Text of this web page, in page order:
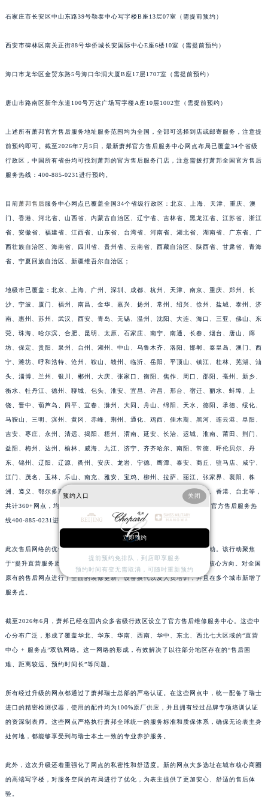
福建省南平市建阳区人民西路萧邦售后服务中心（需提前预约）
江苏省淮安市清江浦区淮海北路萧邦售后服务中心（需提前预约）
江苏省连云港市海州区通灌北路萧邦售后服务中心（需提前预约）
江苏省盐城市盐都区世纪大道5号盐城金融城写字楼1号楼16层1604室萧邦售后服务中心（需提前预约）
江西省抚州市临川区赣东大道萧邦售后服务中心（需提前预约）
江西省景德镇市珠山区珠山中路萧邦售后服务中心（需提前预约）
江西省九江市浔阳区浔阳路萧邦售后服务中心（需提前预约）
江西省南昌市红谷滩新区红谷中大道998号绿地双子塔（中央广场）A1座办公楼14层1407室萧邦售后服务中心（需提前预约）
江西省萍乡市安源区萍安北大道与康庄路交叉口萧邦售后服务中心（需提前预约）
江西省宜春市袁州区中山中路萧邦售后服务中心（需提前预约）
江西省鹰潭市月湖区胜利东路萧邦售后服务中心（需提前预约）
山东省德州市德城区东风中路萧邦售后服务中心（需提前预约）
山东省东营市东营区济南路萧邦售后服务中心（需提前预约）
山东省济宁市任城区太白楼路萧邦售后服务中心（需提前预约）
山东省莱芜市文化南路8号银座商城名表维修一楼名表维修萧邦售后服务中心（需提前预约）
山东省临沂市兰山区解放路萧邦售后服务中心（需提前预约）
山东省日照市东港区烟台路萧邦售后服务中心（需提前预约）
山东省枣庄市滕州市北辛路与善国路交叉口萧邦售后服务中心（需提前预约）
山东省淄博市张店区金晶大道萧邦售后服务中心（需提前预约）
上海市徐汇区虹桥路3号港汇中心2座37层3705室萧邦售后服务中心（需提前预约）
浙江省金华市金东区东市南街777号金华万达广场4号楼22楼2209室萧邦售后服务中心（需提前预约）
浙江省丽水市莲都区解放街萧邦售后服务中心（需提前预约）
石家庄市长安区中山东路39号勒泰中心写字楼B座13层07室（需提前预约）
西安市碑林区南关正街88号华侨城长安国际中心E座6楼10室（需提前预约）
海口市龙华区金贸东路5号海口华润大厦B座17层1707室（需提前预约）
唐山市路南区新华东道100号万达广场写字楼A座10层1002室（需提前预约）
上述所有萧邦官方售后服务地址服务范围均为全国，全部可选择到店或邮寄服务，注意提
前预约即可。截至2026年7月5日，最新萧邦官方售后服务中心网点布局已覆盖34个省级
行政区，中国所有省份均可找到萧邦的官方售后服务门店，注意需拨打萧邦全国官方售后
服务热线：400-885-0231进行预约。
目前萧邦售后服务中心网点已覆盖全国34个省级行政区：北京、上海、天津、重庆、澳
门、香港、河北省、山西省、内蒙古自治区、辽宁省、吉林省、黑龙江省、江苏省、浙江
省、安徽省、福建省、江西省、山东省、台湾省、河南省、湖北省、湖南省、广东省、广
西壮族自治区、海南省、四川省、贵州省、云南省、西藏自治区、陕西省、甘肃省、青海
省、宁夏回族自治区、新疆维吾尔自治区；
地级市已覆盖：北京、上海、广州、深圳、成都、杭州、天津、南京、重庆、郑州、长
沙、宁波、厦门、福州、南昌、金华、嘉兴、扬州、常州、绍兴、徐州、盐城、泰州、济
南、惠州、苏州、武汉、西安、青岛、无锡、温州、沈阳、大连、海口、三亚、佛山、东
莞、珠海、哈尔滨、合肥、昆明、太原、石家庄、南宁、南通、长春、烟台、唐山、廊
坊、保定、贵阳、泉州、台州、湖州、中山、乌鲁木齐、洛阳、邯郸、秦皇岛、澳门、西
宁、潍坊、呼和浩特、沧州、鞍山、赣州、临沂、岳阳、平顶山、镇江、桂林、芜湖、汕
头、淄博、兰州、银川、郴州、大庆、张家口、衡阳、焦作、周口、邵阳、亳州、新乡、
衡水、牡丹江、德州、聊城、包头、淮安、宜昌、许昌、邢台、宿迁、丽水、蚌埠、上
饶、晋中、葫芦岛、四平、宜春、滁州、大同、舟山、绵阳、天水、德阳、承德、绥化、
马鞍山、三明、滨州、黄冈、赤峰、荆州、通化、鸡西、佳木斯、黑河、连云港、阜阳、
吉安、枣庄、永州、清远、揭阳、梧州、渭南、延安、长治、运城、淮南、莆田、荆门、
益阳、梅州、达州、榆林、威海、九江、济宁、齐齐哈尔、南阳、常德、呼伦贝尔、丹
东、锦州、辽阳、辽源、衢州、安庆、龙岩、宁德、鹰潭、泰安、商丘、驻马店、咸宁、
江门、茂名、玉林、乐山、南充、雅安、宝鸡、柳州、拉萨、丽江、张家界、襄阳、株
洲、遵义、鄂尔多斯、阳泉、昆山、黄石、湘潭、十堰、漳州、攀枝花、香港、台北等，
共计360+网点，均有萧邦官方售后服务网点，详细信息需拨打萧邦全国官方售后服务热
线400-885-0231进行咨询。
此次售后网络的优化，是萧邦在国内近年来规模最大的一次服务升级行动。该行动聚焦
于“提升直营服务质量、扩大店面服务范围、均衡区域服务资源”这三大核心方向。对全国
原有的售后网点进行了全面的装修更新、设备换代以及人员培训，并且在多个城市新增了
服务点。
截至2026年6月，萧邦已经在国内众多省级行政区设立了官方售后维修服务中心。这些中
心分布广泛，形成了覆盖华北、华东、华南、西南、华中、东北、西北七大区域的“直营
中心 + 服务点”双轨网络。这一网络的形成，有效解决了以往部分地区存在的“售后困
难、距离较远、预约时间长”等问题。
所有经过升级的网点都通过了萧邦瑞士总部的严格认证。在这些网点中，统一配备了瑞士
进口的精密检测仪器，使用的配件均为100%原厂供应，并且拥有经过品牌专项培训认证
的资深制表师。这些网点严格执行萧邦全球统一的服务标准和质保体系，确保无论表主身
处何地，都能够享受到与瑞士本土一致的专业养护服务。
此外，这次升级还着重强化了网点的私密性和舒适度。新的网点大多选址在城市核心商圈
的高端写字楼，对服务空间的布局进行了优化，为表主提供了更加安心、舒适的售后体
验。
预约入口 关闭
立即预约
提前预约免排队，到店即享服务
预约时间有变无需取消，可随时重新预约